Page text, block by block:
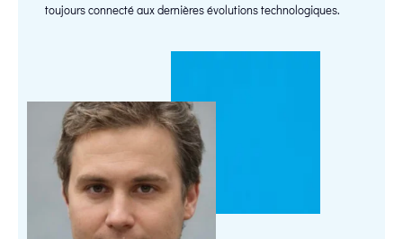
toujours connecté aux dernières évolutions technologiques.